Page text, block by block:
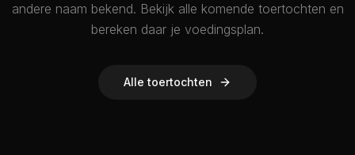
andere naam bekend. Bekijk alle komende toertochten en
bereken daar je voedingsplan.
Alle toertochten